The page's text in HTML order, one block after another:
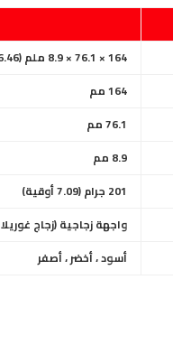
164 × 76.1 × 8.9 ملم (6.46 × 3.00 × 0.35 بوصة)
76.1 مم
8.9 مم
201 جرام (7.09 أوقية)
واجهة زجاجية (زجاج غوريلا 3 ) ، إطار بلاستيكي ، ظهر بلاستيك
أسود ، أخضر ، أصفر